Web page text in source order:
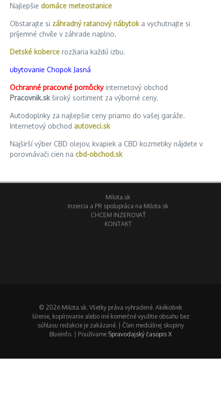
Najlepšie domáce meteostanice
Obstarajte si záhradný ratanový nábytoka vychutnajte si
príjemné chvíle v záhrade naplno.
Detské koberce rozžiaria každú izbu.
ubytovanie Chopok Jasná
Ochranné pracovné pomôckyinternetový obchod
Pracovnik.skširoký sortiment za výborné ceny.
Autodoplnky za najlepšie ceny priamo do vašej garáže.
Internetový obchod autoveci.sk
Najširší výber CBD olejov, kvapiek a CBD kozmetiky nájdete v
porovnávači cien na cbd-obchod.sk
Milota.sk
Inzercia a PR spolupráca na Milota.sk
CHCEM INZEROVAŤ
KONTAKT
© 2026 Milota.sk. Všetky práva vyhradené. Akékoľvek
šírenie, kopírovanie alebo iné komerčné využitie obsahu bez
súhlasu redakcie je zakázané. | Člen mediálnej skupiny
Blueinfo. | Používame Spravodajský časopis X